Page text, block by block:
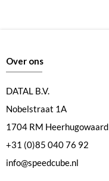
Over ons
DATAL B.V.
Nobelstraat 1A
1704 RM Heerhugowaard
+31 (0)85 040 76 92
info@speedcube.nl